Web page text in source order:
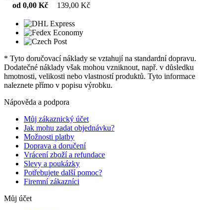
od 0,00 Kč
139,00 Kč
* Tyto doručovací náklady se vztahují na standardní dopravu.
Dodatečné náklady však mohou vzniknout, např. v důsledku
hmotnosti, velikosti nebo vlastností produktů. Tyto informace
naleznete přímo v popisu výrobku.
Nápověda a podpora
Můj zákaznický účet
Jak mohu zadat objednávku?
Možnosti platby
Doprava a doručení
Vrácení zboží a refundace
Slevy a poukázky
Potřebujete další pomoc?
Firemní zákazníci
Můj účet